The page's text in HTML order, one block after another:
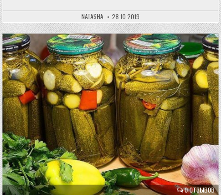
NATASHA 28.10.2019
0 ОТЗЫВОВ